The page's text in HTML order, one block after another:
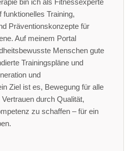
bin ich als Fitnessexperte
funktionelles Training,
Präventionskonzepte für
Auf meinem Portal
Menschen gute
Trainingspläne und
und
Ziel ist es, Bewegung für alle
durch Qualität,
zu schaffen – für ein